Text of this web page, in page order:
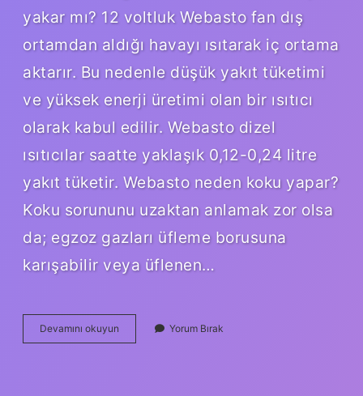
yakar mı? 12 voltluk Webasto fan dış
ortamdan aldığı havayı ısıtarak iç ortama
aktarır. Bu nedenle düşük yakıt tüketimi
ve yüksek enerji üretimi olan bir ısıtıcı
olarak kabul edilir. Webasto dizel
ısıtıcılar saatte yaklaşık 0,12-0,24 litre
yakıt tüketir. Webasto neden koku yapar?
Koku sorununu uzaktan anlamak zor olsa
da; egzoz gazları üfleme borusuna
karışabilir veya üflenen…
Devamını okuyun Webasto
Ses
Yorum Bırak